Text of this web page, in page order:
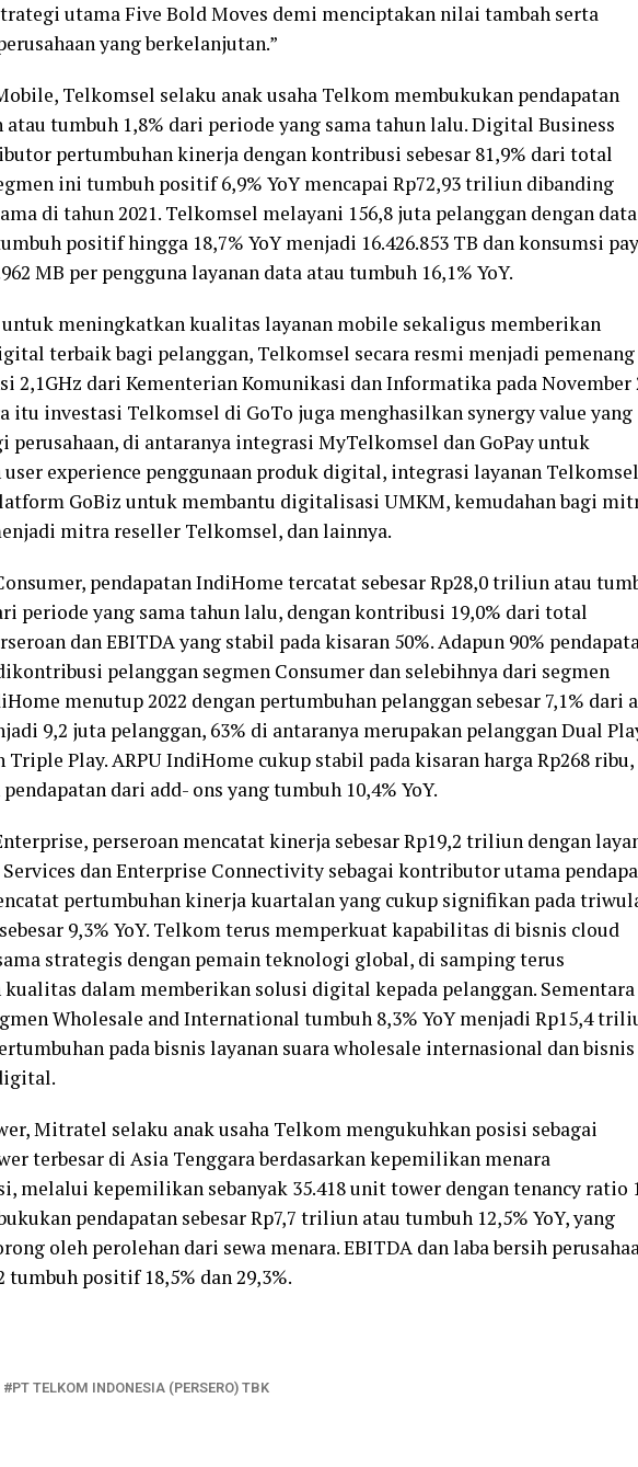
utama Five Bold Moves demi menciptakan nilai tambah serta
yang berkelanjutan.”
Telkomsel selaku anak usaha Telkom membukukan pendapatan
tumbuh 1,8% dari periode yang sama tahun lalu. Digital Business
pertumbuhan kinerja dengan kontribusi sebesar 81,9% dari total
ini tumbuh positif 6,9% YoY mencapai Rp72,93 triliun dibanding
di tahun 2021. Telkomsel melayani 156,8 juta pelanggan dengan data
positif hingga 18,7% YoY menjadi 16.426.853 TB dan konsumsi
MB per pengguna layanan data atau tumbuh 16,1% YoY.
untuk meningkatkan kualitas layanan mobile sekaligus memberikan
terbaik bagi pelanggan, Telkomsel secara resmi menjadi pemenang
2,1GHz dari Kementerian Komunikasi dan Informatika pada November
itu investasi Telkomsel di GoTo juga menghasilkan synergy value yang
perusahaan, di antaranya integrasi MyTelkomsel dan GoPay untuk
experience penggunaan produk digital, integrasi layanan Telkomsel
GoBiz untuk membantu digitalisasi UMKM, kemudahan bagi
mitra reseller Telkomsel, dan lainnya.
pendapatan IndiHome tercatat sebesar Rp28,0 triliun atau
periode yang sama tahun lalu, dengan kontribusi 19,0% dari total
dan EBITDA yang stabil pada kisaran 50%. Adapun 90%
pelanggan segmen Consumer dan selebihnya dari segmen
menutup 2022 dengan pertumbuhan pelanggan sebesar 7,1% dari
9,2 juta pelanggan, 63% di antaranya merupakan pelanggan Dual
Triple Play. ARPU IndiHome cukup stabil pada kisaran harga Rp268 ribu,
dari add- ons yang tumbuh 10,4% YoY.
perseroan mencatat kinerja sebesar Rp19,2 triliun dengan
dan Enterprise Connectivity sebagai kontributor utama
pertumbuhan kinerja kuartalan yang cukup signifikan pada
9,3% YoY. Telkom terus memperkuat kapabilitas di bisnis cloud
strategis dengan pemain teknologi global, di samping terus
dalam memberikan solusi digital kepada pelanggan.
Wholesale and International tumbuh 8,3% YoY menjadi Rp15,4
pada bisnis layanan suara wholesale internasional dan bisnis
Mitratel selaku anak usaha Telkom mengukuhkan posisi sebagai
terbesar di Asia Tenggara berdasarkan kepemilikan menara
melalui kepemilikan sebanyak 35.418 unit tower dengan tenancy ratio
pendapatan sebesar Rp7,7 triliun atau tumbuh 12,5% YoY, yang
oleh perolehan dari sewa menara. EBITDA dan laba bersih
tumbuh positif 18,5% dan 29,3%.
PT TELKOM INDONESIA (PERSERO) TBK